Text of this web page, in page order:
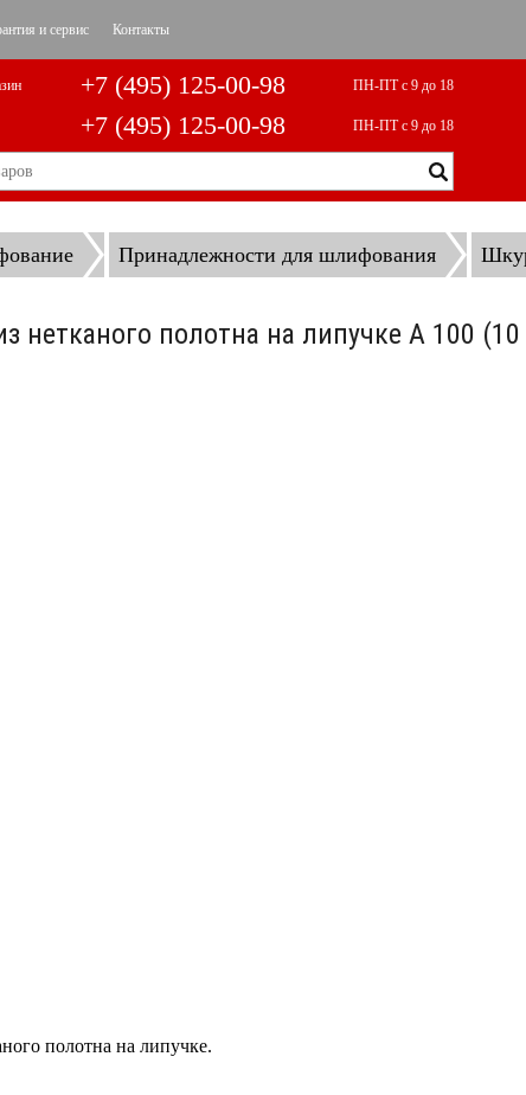
и сервис Контакты
+7 (495) 125-00-98 ПН-ПТ с 9 до 18
+7 (495) 125-00-98 ПН-ПТ с 9 до 18
Принадлежности для шлифования
нетканого полотна на липучке A 100
полотна на липучке.